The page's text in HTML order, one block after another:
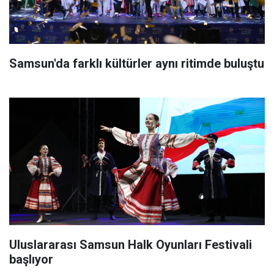
Samsun'da farklı kültürler aynı ritimde buluştu
Uluslararası Samsun Halk Oyunları Festivali
başlıyor